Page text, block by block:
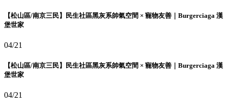
【松山區/南京三民】民生社區黑灰系帥氣空間 × 寵物友善｜Burgerciaga 漢
堡世家
04/21
【松山區/南京三民】民生社區黑灰系帥氣空間 × 寵物友善｜Burgerciaga 漢
堡世家
04/21